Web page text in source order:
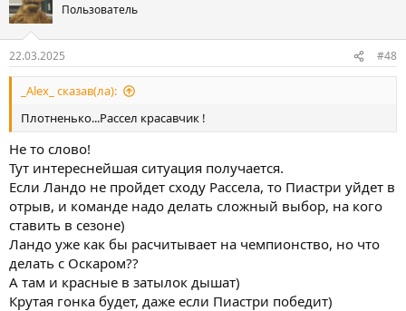
Пользователь
22.03.2025 #48
_Alex_ сказав(ла):
Плотненько...Рассел красавчик !
Не то слово!
Тут интереснейшая ситуация получается.
Если Ландо не пройдет сходу Рассела, то Пиастри уйдет в
отрыв, и команде надо делать сложный выбор, на кого
ставить в сезоне)
Ландо уже как бы расчитывает на чемпионство, но что
делать с Оскаром??
А там и красные в затылок дышат)
Крутая гонка будет, даже если Пиастри победит)